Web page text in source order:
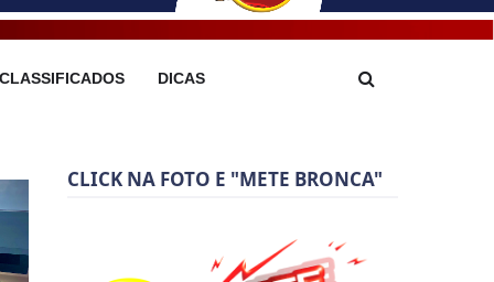
CLASSIFICADOS DICAS
CLICK NA FOTO E "METE BRONCA"